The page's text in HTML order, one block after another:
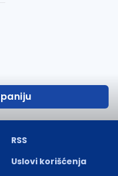
RSS
Uslovi korišćenja